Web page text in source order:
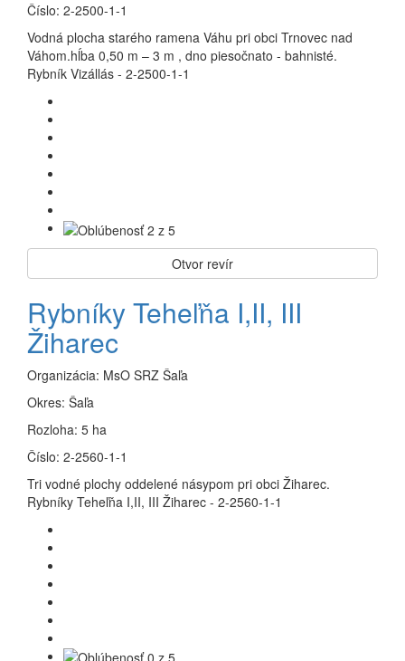
Číslo: 2-2500-1-1
Vodná plocha starého ramena Váhu pri obci Trnovec nad
Váhom.hĺba 0,50 m – 3 m , dno piesočnato - bahnisté.
Rybník Vizállás - 2-2500-1-1
Otvor revír
Rybníky Teheľňa I,II, III
Žiharec
Organizácia: MsO SRZ Šaľa
Okres: Šaľa
Rozloha: 5 ha
Číslo: 2-2560-1-1
Tri vodné plochy oddelené násypom pri obci Žiharec.
Rybníky Teheľňa I,II, III Žiharec - 2-2560-1-1